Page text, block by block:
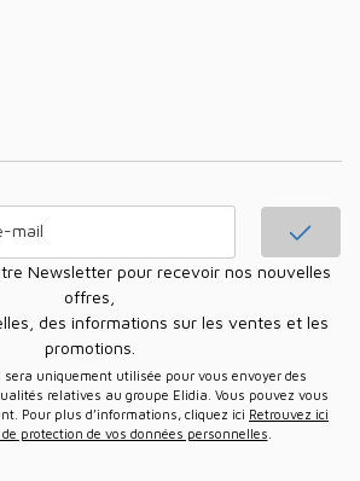
offres,
des informations sur les ventes et les
promotions.
relatives au groupe Elidia. Vous pouvez vous
Pour plus d’informations, cliquez ici Retrouvez ici
protection de vos données personnelles